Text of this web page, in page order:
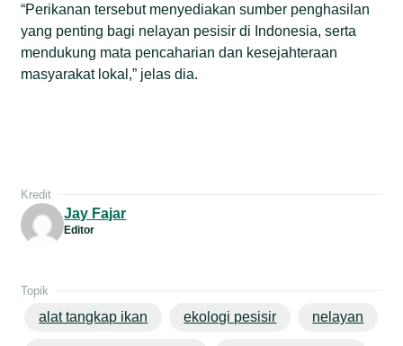
“Perikanan tersebut menyediakan sumber penghasilan
yang penting bagi nelayan pesisir di Indonesia, serta
mendukung mata pencaharian dan kesejahteraan
masyarakat lokal,” jelas dia.
Kredit
Jay Fajar
Editor
Topik
alat tangkap ikan ekologi pesisir nelayan